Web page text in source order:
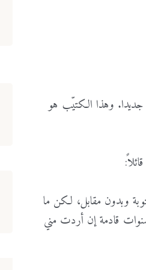
جديدا. وهذا الكتيّب هو
قائلاً:
وبدون مقابل، لكن ما
قادمةإن أردت مني